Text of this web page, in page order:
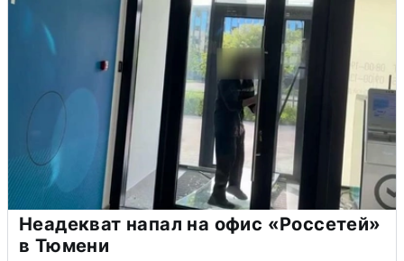
Неадекват напал на офис «Россетей»
в Тюмени